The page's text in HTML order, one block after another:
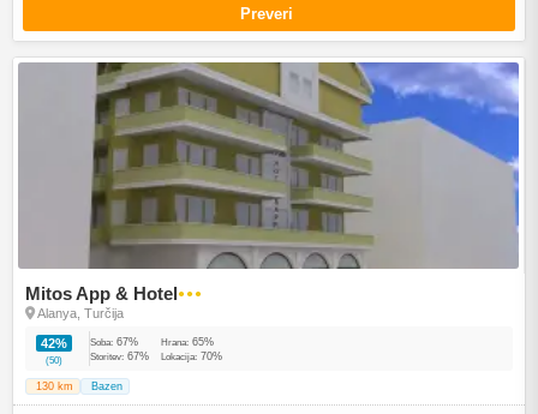
Preveri
Mitos App & Hotel●●●
Alanya, Turčija
42%
(50)
Soba: 67% Hrana: 65%
Storitev: 67% Lokacija: 70%
130 km Bazen